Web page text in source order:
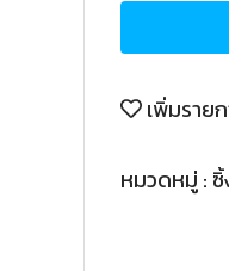
เพิ่มราย
หมวดหมู่ :